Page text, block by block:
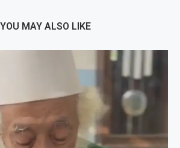
YOU MAY ALSO LIKE